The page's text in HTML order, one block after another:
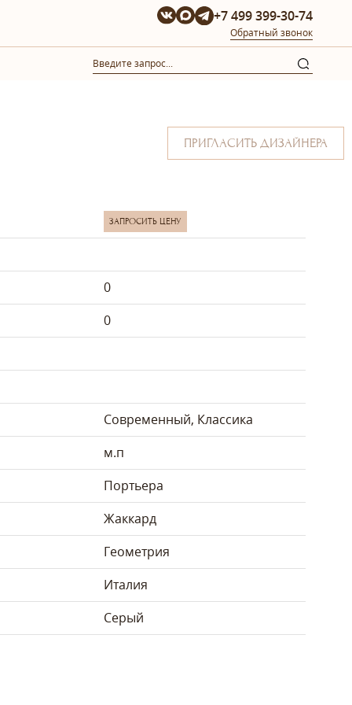
+7 499 399-30-74
Обратный звонок
ПРИГЛАСИТЬ ДИЗАЙНЕРА
ЗАПРОСИТЬ ЦЕНУ
0
0
Современный, Классика
м.п
Портьера
Жаккард
Геометрия
Италия
Серый